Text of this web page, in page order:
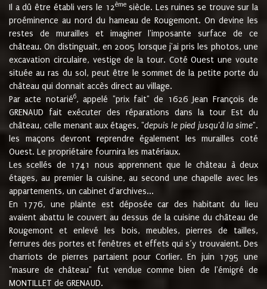
Il a dû être établi vers le 12èmesiècle. Les ruines se trouve sur la
proéminence au nord du hameau de Rougemont. On devine les
restes de murailles et imaginer l'imposante surface de ce
château. On distinguait, en 2005 lorsque j'ai pris les photos, une
excavation circulaire, vestige de la tour. Coté Ouest une voute
située au ras du sol, peut être le sommet de la petite porte du
château qui donnait accès direct au village.
Par acte notarié6, appelé "prix fait" de 1626 Jean François de
GRENAUD fait exécuter des réparations dans la tour Est du
château, celle menant aux étages, "depuis le pied jusqu'à la sime".
les maçons devront reprendre également les murailles coté
Ouest. Le propriétaire fournira les matériaux.
Les scellés de 1741 nous apprennent que le château à deux
étages, au premier la cuisine, au second une chapelle avec les
appartements, un cabinet d'archives...
En 1776, une plainte est déposée car des habitant du lieu
avaient abattu le couvert au dessus de la cuisine du château de
Rougemont et enlevé les bois, meubles, pierres de tailles,
ferrures des portes et fenêtres et effets qui s’y trouvaient. Des
charriots de pierres partaient pour Corlier. En juin 1795 une
"masure de château" fut vendue comme bien de l'émigré de
MONTILLET de GRENAUD.